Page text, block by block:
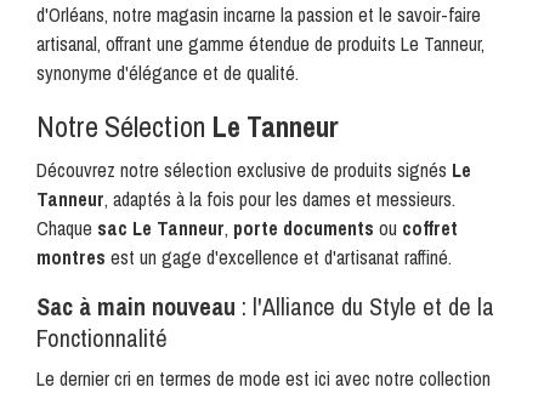
d'Orléans, notre magasin incarne la passion et le savoir-faire
artisanal, offrant une gamme étendue de produits Le Tanneur,
synonyme d'élégance et de qualité.
Notre Sélection Le Tanneur
Découvrez notre sélection exclusive de produits signés Le
Tanneur, adaptés à la fois pour les dames et messieurs.
Chaque sac Le Tanneur, porte documents ou coffret
montres est un gage d'excellence et d'artisanat raffiné.
Sac à main nouveau : l'Alliance du Style et de la
Fonctionnalité
Le dernier cri en termes de mode est ici avec notre collection